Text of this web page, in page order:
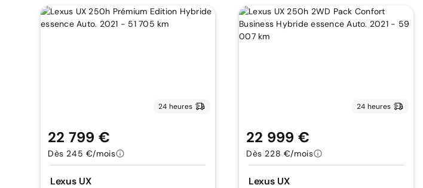
24 heures
Lexus UX
22 799 €
Dès 245 €/mois
24 heures
Lexus UX
22 999 €
Dès 228 €/mois